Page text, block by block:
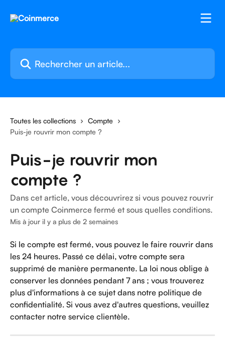
Rechercher un article...
Toutes les collections
Compte
Puis-je rouvrir mon compte ?
Puis-je rouvrir mon
compte ?
Dans cet article, vous découvrirez si vous pouvez rouvrir
un compte Coinmerce fermé et sous quelles conditions.
Mis à jour il y a plus de 2 semaines
Si le compte est fermé, vous pouvez le faire rouvrir dans
les 24 heures. Passé ce délai, votre compte sera
supprimé de manière permanente. La loi nous oblige à
conserver les données pendant 7 ans ; vous trouverez
plus d'informations à ce sujet dans notre politique de
confidentialité. Si vous avez d'autres questions, veuillez
contacter notre service clientèle.